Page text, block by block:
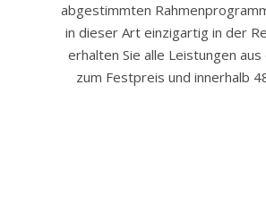
abgestimmten
in dieser Art einzigartig in der
erhalten Sie alle Leistungen
zum Festpreis und innerhalb